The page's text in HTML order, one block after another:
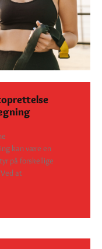
kan være en
på forskellige
at